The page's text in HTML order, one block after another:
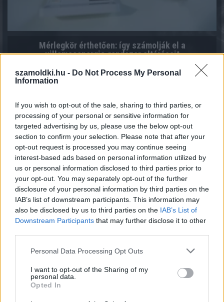
szamoldki.hu - Do Not Process My Personal
Information
If you wish to opt-out of the sale, sharing to third parties, or
processing of your personal or sensitive information for
targeted advertising by us, please use the below opt-out
section to confirm your selection. Please note that after your
opt-out request is processed you may continue seeing
interest-based ads based on personal information utilized by
us or personal information disclosed to third parties prior to
your opt-out. You may separately opt-out of the further
disclosure of your personal information by third parties on the
IAB’s list of downstream participants. This information may
also be disclosed by us to third parties on the IAB’s List of
Downstream Participants that may further disclose it to other
Please note that this website/app uses one or more Google
not limited to your visit or usage behaviour. You may click to
grant or deny consent to Google and its third-party tags to
use your data for below specified purposes in below Google
Personal Data Processing Opt Outs
I want to opt-out of the Sharing of my
personal data.
Opted In
Mérlegkör érthetően: így számolják el a
villamosenergia-rendszer eltéréseit
2026.08.09. 09:14